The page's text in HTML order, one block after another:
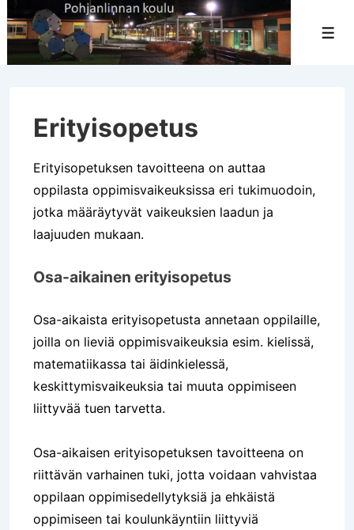
Siirry
pääsisältöön
Erityisopetus
Erityisopetuksen tavoitteena on auttaa
oppilasta oppimisvaikeuksissa eri tukimuodoin,
jotka määräytyvät vaikeuksien laadun ja
laajuuden mukaan.
Osa-aikainen erityisopetus
Osa-aikaista erityisopetusta annetaan oppilaille,
joilla on lieviä oppimisvaikeuksia esim. kielissä,
matematiikassa tai äidinkielessä,
keskittymisvaikeuksia tai muuta oppimiseen
liittyvää tuen tarvetta.
Osa-aikaisen erityisopetuksen tavoitteena on
riittävän varhainen tuki, jotta voidaan vahvistaa
oppilaan oppimisedellytyksiä ja ehkäistä
oppimiseen tai koulunkäyntiin liittyviä